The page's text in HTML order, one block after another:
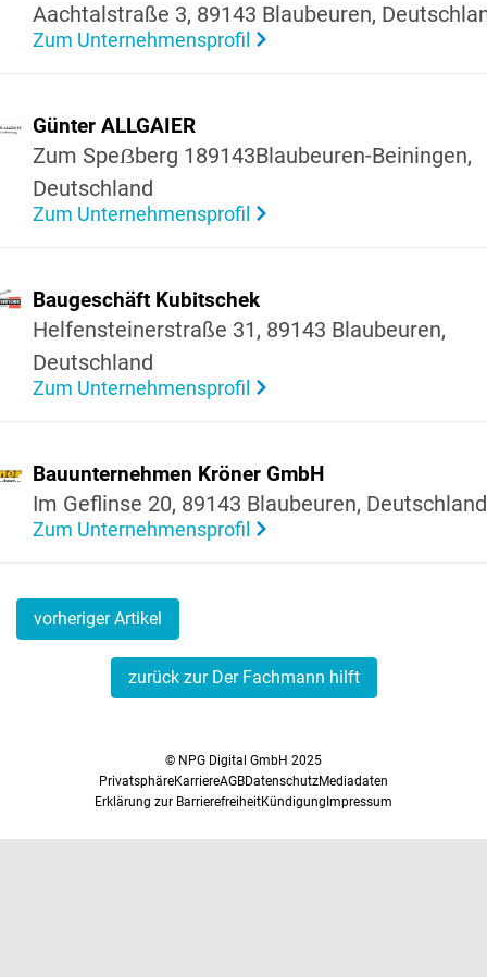
Aachtal­straße 3, 89143 Blaubeuren,
Zum Unternehmensprofil
Günter ALLGAIER
Zum Speẞberg 189143Blaubeuren-Beiningen,
Deutsch­land
Zum Unternehmensprofil
Bauge­schäft Kubit­schek
Helfen­stei­ner­straße 31, 89143 Blaubeuren,
Deutsch­land
Zum Unternehmensprofil
Bauun­ter­nehmen Kröner GmbH
Im Geflinse 20, 89143 Blaubeuren, Deutsch­land
Zum Unternehmensprofil
vorheriger Artikel
zurück zur Der Fachmann hilft
© NPG Digital GmbH 2025
PrivatsphäreKarriereAGBDatenschutzMediadaten
Erklärung zur BarrierefreiheitKündigung Impressum